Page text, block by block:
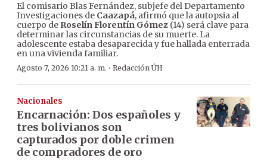
El comisario Blas Fernández, subjefe del Departamento
Investigaciones de Caazapá, afirmó que la autopsia al
cuerpo de Roselín Florentín Gómez (14) será clave para
determinar las circunstancias de su muerte. La
adolescente estaba desaparecida y fue hallada enterrada
en una vivienda familiar.
Agosto 7, 2026 10:21 a. m. · Redacción ÚH
Nacionales
Encarnación: Dos españoles y
tres bolivianos son
capturados por doble crimen
de compradores de oro